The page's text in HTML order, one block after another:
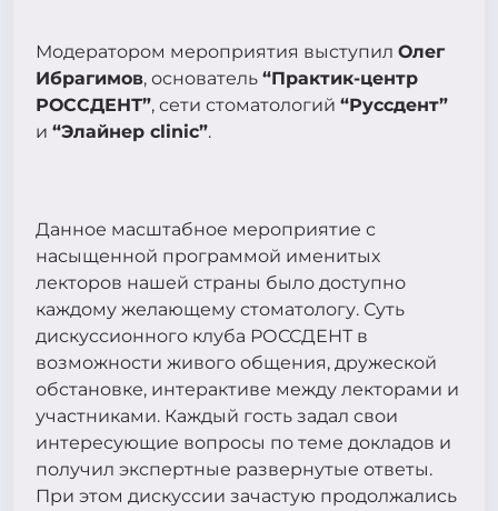
Модератором мероприятия выступил Олег
Ибрагимов, основатель “Практик-центр
РОССДЕНТ”, сети стоматологий “Руссдент”
и “Элайнер clinic”.
Данное масштабное мероприятие с
насыщенной программой именитых
лекторов нашей страны было доступно
каждому желающему стоматологу. Суть
дискуссионного клуба РОССДЕНТ в
возможности живого общения, дружеской
обстановке, интерактиве между лекторами и
участниками. Каждый гость задал свои
интересующие вопросы по теме докладов и
получил экспертные развернутые ответы.
При этом дискуссии зачастую продолжались